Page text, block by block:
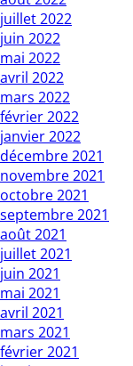
juillet 2022
juin 2022
mai 2022
avril 2022
mars 2022
février 2022
janvier 2022
décembre 2021
novembre 2021
octobre 2021
septembre 2021
août 2021
juillet 2021
juin 2021
mai 2021
avril 2021
mars 2021
février 2021